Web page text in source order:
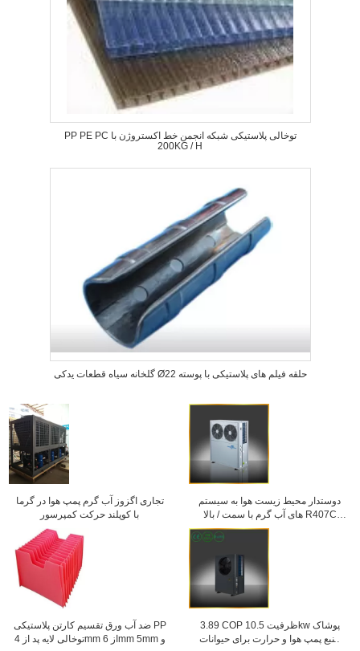
PP PE PC توخالی پلاستیکی شبکه انجمن خط اکستروژن با
200KG / H
گلخانه سیاه قطعات یدکی Ø22 حلقه فیلم های پلاستیکی با پوسته
تجاری اگزوز آب گرم پمپ هوا در گرما
با کوپلند حرکت کمپرسور
دوستدار محیط زیست هوا به سیستم
های آب گرم با سمت / بالا R407C
دمیدن
ضد آب ورق تقسیم کارتن پلاستیکی PP
توخالی لایه پد از 4mm از 6mm ​​5mm و
3.89 COP ظرفیت 10.5kw پوشاک
منبع پمپ هوا و حرارت برای حیوانات